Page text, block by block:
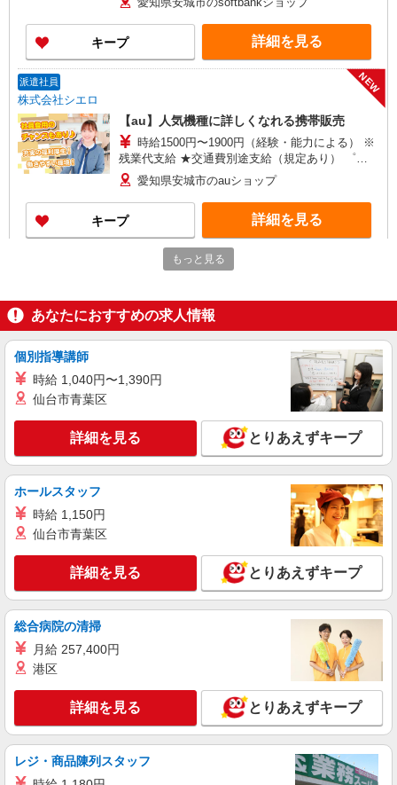
万円支給(規定有) お友達を紹介頂くと, インセンテ
ィブ支給(規定有) ★月2回払い・週払い可能（規程
有）★ ゜・。○。・゜+゜・。○。・゜+゜
キープ 詳細を見る
派遣社員
株式会社シエロ
NEW
【au】人気機種に詳しくなれる携帯販売
時給1500円〜1900円（経験・能力による） ※
残業代支給 ★交通費別途支給（規定あり） ゜
+゜・。○。・゜+゜・。○。・゜+゜ 入社祝い金10
万円支給(規定有) お友達を紹介頂くと, インセンテ
ィブ支給(規定有) ★月2回払い・週払い可能（規程
有）★ ゜・。○。・゜+゜・。○。・゜+゜
愛知県安城市のauショップ
キープ 詳細を見る
【au】人気機種に詳しくなれる携帯販売
時給1400円+別途インセンティブ制度あり ※
残業代支給 ★交通費全額支給 ゜+゜・。○。・゜
+゜・。○。・゜+゜ 入社祝い金10万円支給(規定
有) ★月2回払い・週払い可能（規程有）★ ゜・。
キープ 詳細を見る
紹介予定派遣
株式会社シエロ
NEW
【au】人気機種に詳しくなれる携帯販売
時給1500円〜1900円（経験・能力による） ※
残業代支給 ★交通費別途支給（規定あり） ゜
+゜・。○。・゜+゜・。○。・゜+゜ 入社祝い金10
ィブ支給(規定有) ★月2回払い・週払い可能（規程
有）★ ゜・。○。・゜+゜・。○。・゜+゜
キープ 詳細を見る
株式会社シエロ
NEW
大人気のApple店舗スタッフ
時給1400円〜 ※残業代支給 ★交通費別途支給
（規定あり） ゜+゜・。○。・゜+゜・。○。・゜
+゜ 入社祝い金10万円支給(規定有) お友達を紹介
頂くと, インセンティブ支給(規定有) ★月2回払
い・週払い可能（規程有）★ ゜・。○。・゜
+゜・。○。・゜+゜
愛知県安城市
キープ 詳細を見る
もっと見る
あなたにおすすめの求人情報
個別指導講師
時給 1,040円〜1,390円
仙台市青葉区
詳細を見る とりあえずキープ
ホールスタッフ
時給 1,150円
仙台市青葉区
詳細を見る とりあえずキープ
総合病院の清掃
月給 257,400円
港区
詳細を見る とりあえずキープ
レジ・商品陳列スタッフ